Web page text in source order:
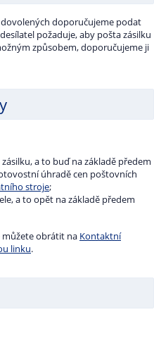
doporučujeme podat
požaduje, aby pošta zásilku
způsobem, doporučujeme ji
a to buď na základě předem
úhradě cen poštovních
stroje;
a to opět na základě předem
můžete obrátit na Kontaktní
linku.